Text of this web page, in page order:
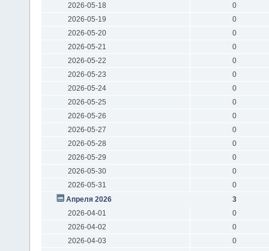
2026-05-18
0
2026-05-19
0
2026-05-20
0
2026-05-21
0
2026-05-22
0
2026-05-23
0
2026-05-24
0
2026-05-25
0
2026-05-26
0
2026-05-27
0
2026-05-28
0
2026-05-29
0
2026-05-30
0
2026-05-31
0
Апреля 2026
3
2026-04-01
0
2026-04-02
0
2026-04-03
0